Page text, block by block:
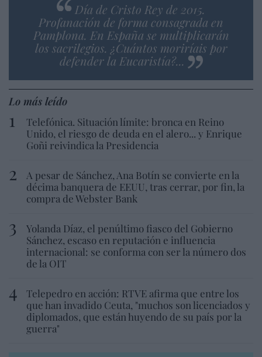
Día de Cristo Rey de 2015.
Profanación de forma consagrada en
Pamplona. En España se multiplicarán
los sacrilegios. ¿Cuántos moriríais por
defender la Eucaristía?...
Lo más leído
Telefónica. Situación límite: bronca en Reino
Unido, el riesgo de deuda en el alero... y Enrique
Goñi reivindica la Presidencia
A pesar de Sánchez, Ana Botín se convierte en la
décima banquera de EEUU, tras cerrar, por fin, la
compra de Webster Bank
Yolanda Díaz, el penúltimo fiasco del Gobierno
Sánchez, escaso en reputación e influencia
internacional: se conforma con ser la número dos
de la OIT
Telepedro en acción: RTVE afirma que entre los
que han invadido Ceuta, "muchos son licenciados y
diplomados, que están huyendo de su país por la
guerra"